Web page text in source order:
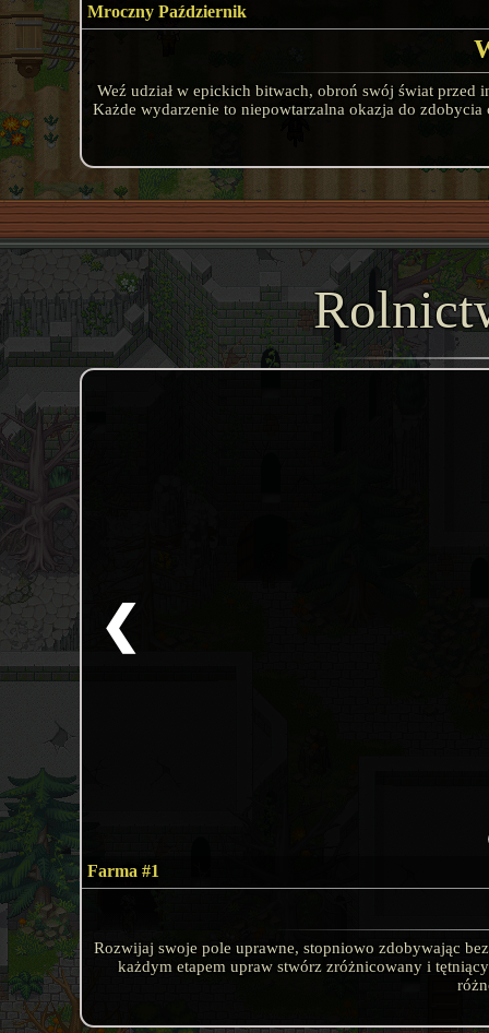
Mroczny Październik
Weź udział w epickich bitwach, obroń swój świat
Każde wydarzenie to niepowtarzalna okazja do
Farma #1
❮
Rozwijaj swoje pole uprawne, stopniowo zdobywając
każdym etapem upraw stwórz zróżnicowany i